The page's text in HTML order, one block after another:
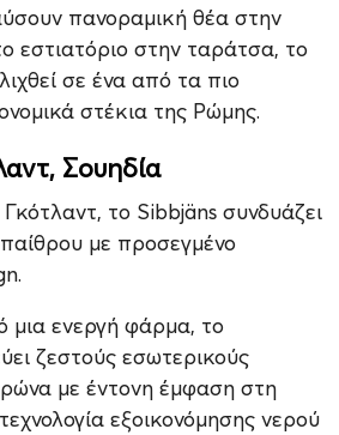
πανοραμική θέα στην
εστιατόριο στην ταράτσα, το
σε ένα από τα πιο
στέκια της Ρώμης.
Σουηδία
το Sibbjäns συνδυάζει
με προσεγμένο
μια ενεργή φάρμα, το
ζεστούς εσωτερικούς
με έντονη έμφαση στη
εξοικονόμησης νερού